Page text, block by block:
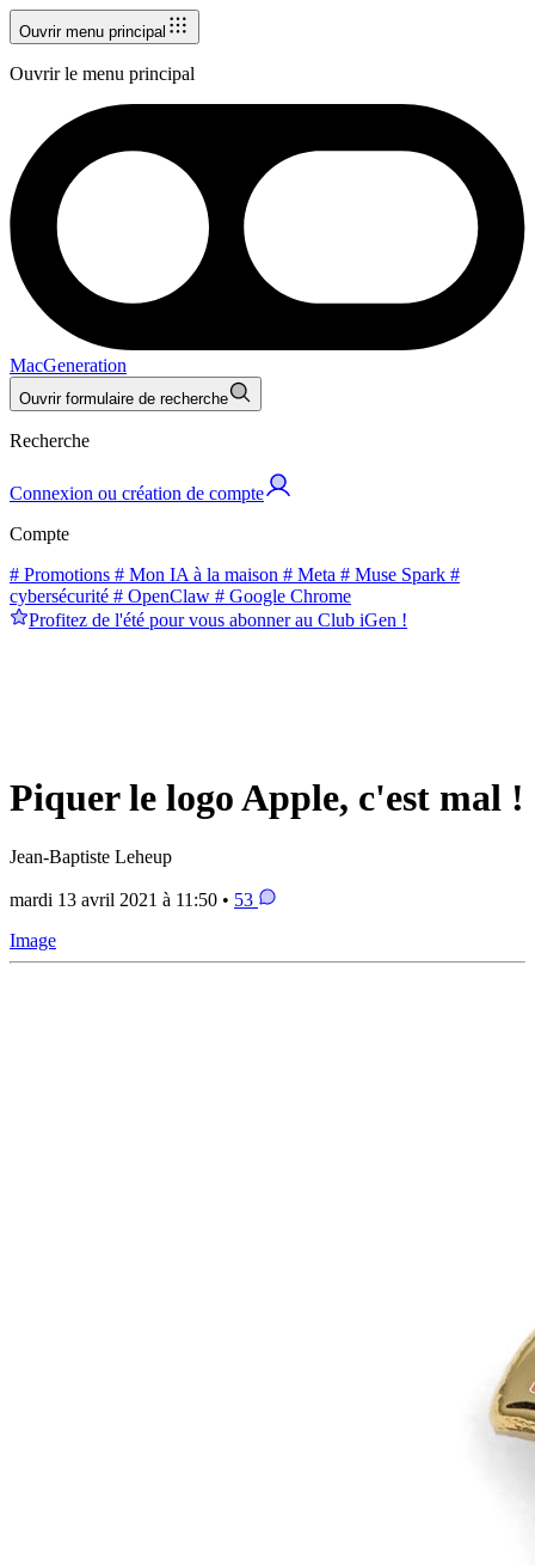
Ouvrir menu principal
Ouvrir le menu principal
MacGeneration
Ouvrir formulaire de recherche
Recherche
Connexion ou création de compte
Compte
# Promotions # Mon IA à la maison # Meta # Muse Spark #
cybersécurité # OpenClaw # Google Chrome
Profitez de l'été pour vous abonner au Club iGen !
Piquer le logo Apple, c'est mal !
Jean-Baptiste Leheup
mardi 13 avril 2021 à 11:50 • 53
Image